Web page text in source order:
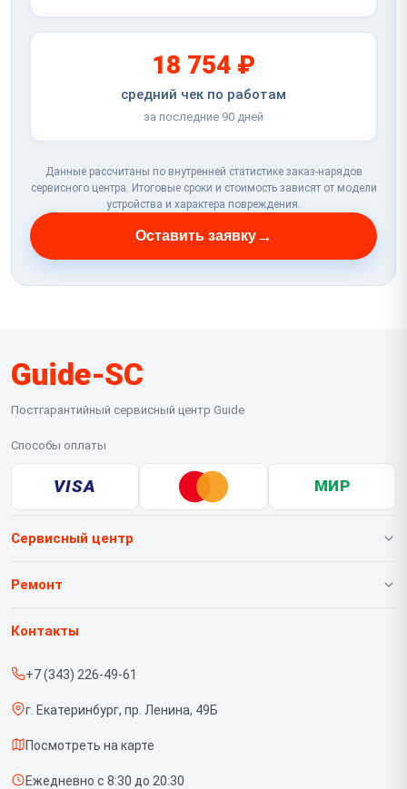
18 754 ₽
средний чек по работам
за последние 90 дней
Данные рассчитаны по внутренней статистике заказ-нарядов
сервисного центра. Итоговые сроки и стоимость зависят от модели
устройства и характера повреждения.
Оставить заявку→
Guide-SC
Постгарантийный сервисный центр Guide
Способы оплаты
VISA МИР
Сервисный центр
О нашем сервисе
Срочный ремонт
Доставка и способы оплаты
Диагностика
Ремонт
Тепловизионных насадок
Контакты
+7 (343) 226-49-61
г. Екатеринбург, пр. Ленина, 49Б
Посмотреть на карте
Ежедневно с 8:30 до 20:30